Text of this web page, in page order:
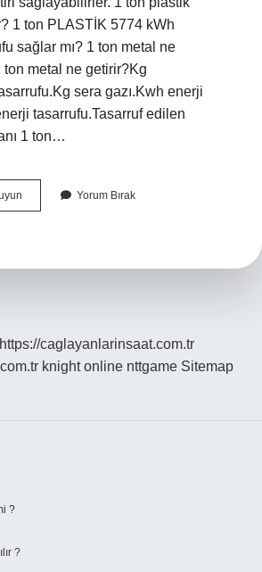
1 ton PLASTİK 5774 kWh
sağlar mı? 1 ton metal ne
ton metal ne getirir?Kg
sera gazı.Kwh enerji
tasarrufu.Tasarruf edilen
1 ton…
Ton
Yorum Bırak
https://caglayanlarinsaat.com.tr
knight online nttgame Sitemap
?
?